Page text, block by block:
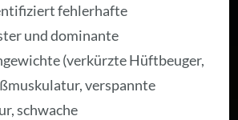
fehlerhafte
und dominante
(verkürzte Hüftbeuger,
verspannte
schwache